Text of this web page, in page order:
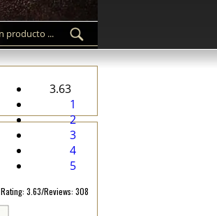
3.63
1
2
3
4
5
Rating: 3.63/Reviews: 308